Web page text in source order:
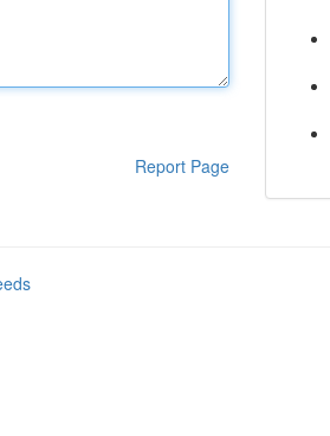
Report Page